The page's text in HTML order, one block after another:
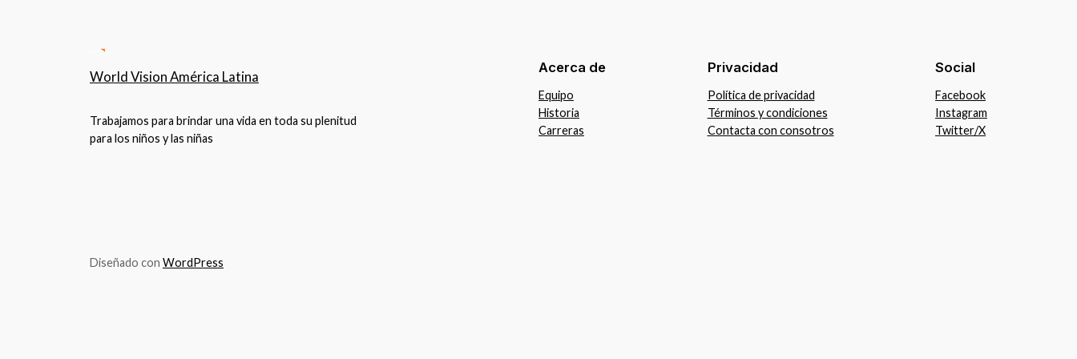
World Vision América Latina
Trabajamos para brindar una vida en toda su plenitud
para los niños y las niñas
Acerca de
Equipo
Historia
Carreras
Privacidad
Política de privacidad
Términos y condiciones
Contacta con consotros
Social
Facebook
Instagram
Twitter/X
Diseñado con WordPress